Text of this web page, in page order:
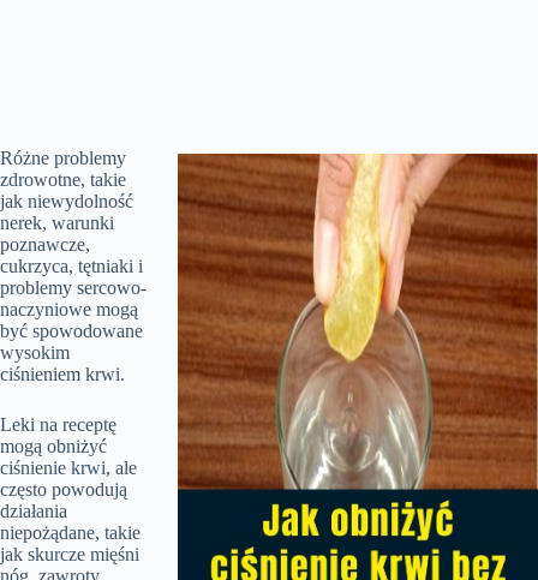
Różne problemy
zdrowotne, takie
jak niewydolność
nerek, warunki
poznawcze,
cukrzyca, tętniaki i
problemy sercowo-
naczyniowe mogą
być spowodowane
wysokim
ciśnieniem krwi.
Leki na receptę
mogą obniżyć
ciśnienie krwi, ale
często powodują
działania
niepożądane, takie
jak skurcze mięśni